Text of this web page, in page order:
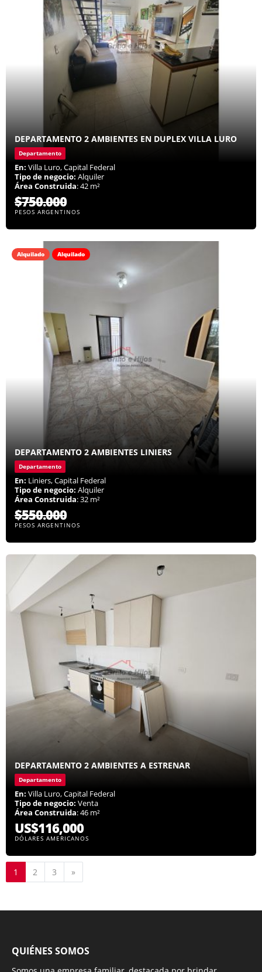
DEPARTAMENTO 2 AMBIENTES EN DUPLEX VILLA LURO
Departamento
En: Villa Luro, Capital Federal
Tipo de negocio: Alquiler
Área Construida: 42 m²
$750.000
PESOS ARGENTINOS
Alquilado Alquilado
DEPARTAMENTO 2 AMBIENTES LINIERS
Departamento
En: Liniers, Capital Federal
Tipo de negocio: Alquiler
Área Construida: 32 m²
$550.000
PESOS ARGENTINOS
DEPARTAMENTO 2 AMBIENTES A ESTRENAR
Departamento
En: Villa Luro, Capital Federal
Tipo de negocio: Venta
Área Construida: 46 m²
US$116,000
DÓLARES AMERICANOS
1 2 3 »
QUIÉNES SOMOS